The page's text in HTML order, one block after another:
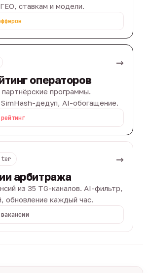
ставкам и модели.
→
операторов
программы.
дедуп, AI-обогащение.
→
арбитража
из 35 TG-каналов. AI-фильтр,
обновление каждый час.